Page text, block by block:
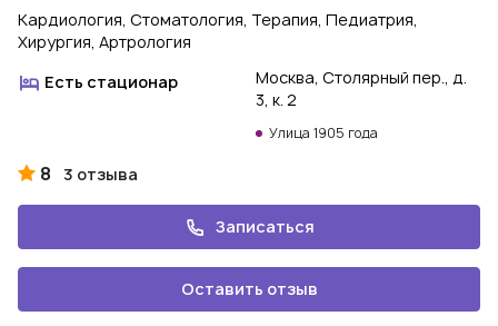
Кардиология, Стоматология, Терапия, Педиатрия,
Хирургия, Артрология
Есть стационар
Москва, Столярный пер., д.
3, к. 2
Улица 1905 года
8 3 отзыва
Записаться
Оставить отзыв